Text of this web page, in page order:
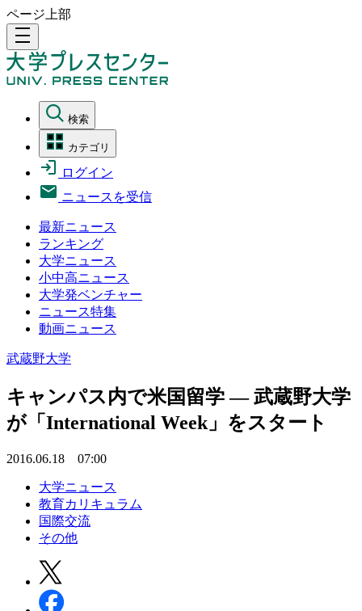
ページ上部
density_medium
検索
カテゴリ
ログイン
ニュースを受信
最新ニュース
ランキング
大学ニュース
小中高ニュース
大学発ベンチャー
ニュース特集
動画ニュース
武蔵野大学
キャンパス内で米国留学 — 武蔵野大学
が「International Week」をスタート
2016.06.18 07:00
大学ニュース
教育カリキュラム
国際交流
その他